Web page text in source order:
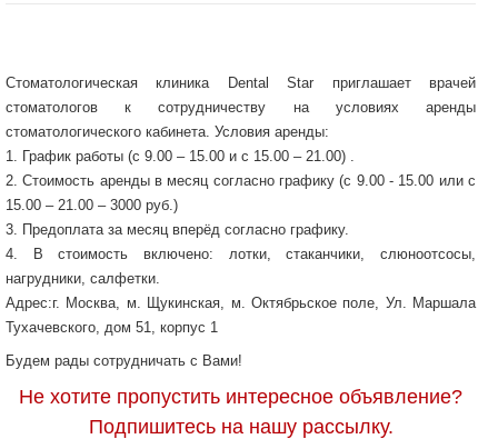
Стоматологическая клиника Dental Star приглашает врачей
стоматологов к сотрудничеству на условиях аренды
стоматологического кабинета. Условия аренды:
1. График работы (c 9.00 – 15.00 и с 15.00 – 21.00) .
2. Стоимость аренды в месяц согласно графику (с 9.00 - 15.00 или с
15.00 – 21.00 – 3000 руб.)
3. Предоплата за месяц вперёд согласно графику.
4. В стоимость включено: лотки, стаканчики, слюноотсосы,
нагрудники, салфетки.
Адрес:г. Москва, м. Щукинская, м. Октябрьское поле, Ул. Маршала
Тухачевского, дом 51, корпус 1
Будем рады сотрудничать с Вами!
Не хотите пропустить интересное объявление?
Подпишитесь на нашу рассылку.